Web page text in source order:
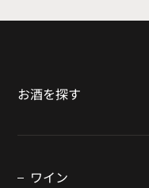
お酒を探す
ワイン